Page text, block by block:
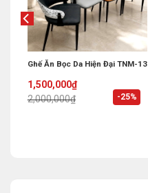
-25%
Ghế Ăn Bọc Da Hiện Đại TNM-13
2,000,000₫
Original
price
was:
1,500,000₫
Current
price
is: